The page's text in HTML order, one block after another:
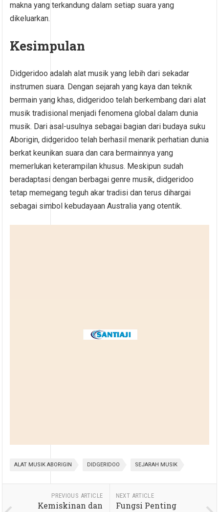
makna yang terkandung dalam setiap suara yang
dikeluarkan.
Kesimpulan
Didgeridoo adalah alat musik yang lebih dari sekadar
instrumen suara. Dengan sejarah yang kaya dan teknik
bermain yang khas, didgeridoo telah berkembang dari alat
musik tradisional menjadi fenomena global dalam dunia
musik. Dari asal-usulnya sebagai bagian dari budaya suku
Aborigin, didgeridoo telah berhasil menarik perhatian dunia
berkat keunikan suara dan cara bermainnya yang
memerlukan keterampilan khusus. Meskipun sudah
beradaptasi dengan berbagai genre musik, didgeridoo
tetap memegang teguh akar tradisi dan terus dihargai
sebagai simbol kebudayaan Australia yang otentik.
ALAT MUSIK ABORIGIN DIDGERIDOO SEJARAH MUSIK
PREVIOUS ARTICLE
Kemiskinan dan
NEXT ARTICLE
Fungsi Penting